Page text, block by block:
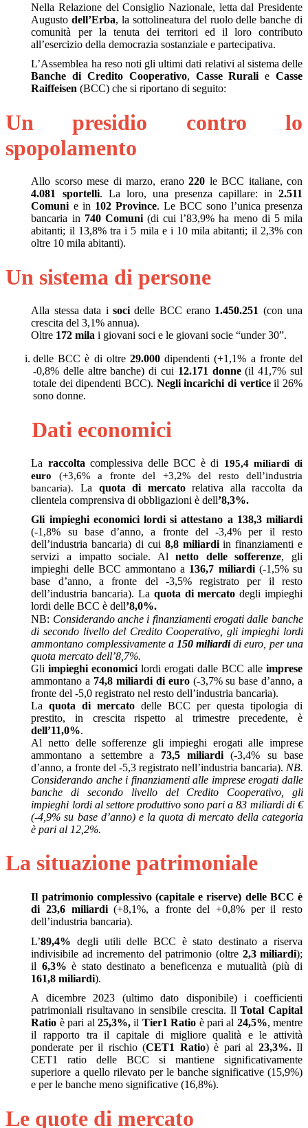
Nella Relazione del Consiglio Nazionale, letta dal Presidente
Augustodell’Erba, la sottolineatura del ruolo delle banche di
comunità per la tenuta dei territori ed il loro contributo
all’esercizio della democrazia sostanziale e partecipativa.
L’Assemblea ha reso noti gli ultimi dati relativi al sistema delle
Banche di Credito Cooperativo, Casse Rurali eCasse
Raiffeisen (BCC) che si riportano di seguito:
Un presidio contro lo
spopolamento
Allo scorso mese di marzo, erano220 le BCC italiane, con
4.081 sportelli. La loro, una presenza capillare: in2.511
Comuni e in 102 Province. Le BCC sono l’unica presenza
bancaria in 740 Comuni(di cui l’83,9% ha meno di 5 mila
abitanti; il 13,8% tra i 5 mila e i 10 mila abitanti; il 2,3% con
oltre 10 mila abitanti).
Un sistema di persone
Alla stessa data i socidelle BCC erano 1.450.251 (con una
crescita del 3,1% annua).
Oltre 172 mila i giovani soci e le giovani socie “under 30”.
delle BCC è di oltre29.000dipendenti (+1,1% a fronte del
-0,8% delle altre banche) di cui 12.171 donne(il 41,7% sul
totale dei dipendenti BCC). Negli incarichi di verticeil 26%
sono donne.
Dati economici
La raccolta complessiva delle BCC è di 195,4 miliardi di
euro (+3,6%
a fronte del +3,2% del resto dell’industria
bancaria). La quota di mercatorelativa alla raccolta da
clientela comprensiva di obbligazioni è dell’8,3%.
Gli impieghi economici lordi si attestano a 138,3 miliardi
(-1,8% su base d’anno, a fronte del -3,4% per il resto
dell’industria bancaria) di cui 8,8 miliardiin finanziamenti e
servizi a impatto sociale. Alnetto delle sofferenze, gli
impieghi delle BCC ammontano a 136,7 miliardi (-1,5% su
base d’anno, a fronte del -3,5% registrato per il resto
dell’industria bancaria). La quota di mercatodegli impieghi
lordi delle BCC è dell’8,0%.
NB: Considerando anche i finanziamenti erogati dalle banche
di secondo livello del Credito Cooperativo, gli impieghi lordi
ammontano complessivamente a 150 miliardidi euro, per una
quota mercato dell’8,7%.
Gliimpieghi economici lordi erogati dalle BCC alleimprese
ammontano a 74,8 miliardi di euro (-3,7% su base d’anno, a
fronte del -5,0 registrato nel resto dell’industria bancaria).
Laquota di mercatodelle BCC per questa tipologia di
prestito, in crescita rispetto al trimestre precedente, è
dell’11,0%.
Al netto delle sofferenze gli impieghi erogati alle imprese
ammontano a settembre a 73,5 miliardi(-3,4% su base
d’anno, a fronte del -5,3 registrato nell’industria bancaria). NB.
Considerando anche i finanziamenti alle imprese erogati dalle
banche di secondo livello del Credito Cooperativo, gli
impieghi lordi al settore produttivo sono pari a 83 miliardi di €
(-4,9% su base d’anno) e la quota di mercato della categoria
è pari al 12,2%.
La situazione patrimoniale
Il patrimonio complessivo (capitale e riserve) delle BCC è
di 23,6 miliardi(+8,1%, a fronte del +0,8% per il resto
dell’industria bancaria).
L’89,4% degli utili delle BCC è stato destinato a riserva
indivisibile ad incremento del patrimonio (oltre 2,3 miliardi);
il 6,3% è stato destinato a beneficenza e mutualità (più di
161,8 miliardi).
A dicembre 2023 (ultimo dato disponibile) i coefficienti
patrimoniali risultavano in sensibile crescita. IlTotal Capital
Ratio è pari al 25,3%,il Tier1 Ratio è pari al 24,5%, mentre
il rapporto tra il capitale di migliore qualità e le attività
ponderate per il rischio (CET1 Ratio) è pari al 23,3%.Il
CET1 ratio delle BCC si mantiene significativamente
superiore a quello rilevato per le banche significative (15,9%)
e per le banche meno significative (16,8%).
Le quote di mercato